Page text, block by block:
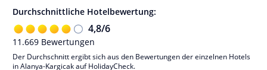
Durchschnittliche Hotelbewertung:
4,8/6
11.669 Bewertungen
Der Durchschnitt ergibt sich aus den Bewertungen der einzelnen Hotels
in Alanya-Kargicak auf HolidayCheck.